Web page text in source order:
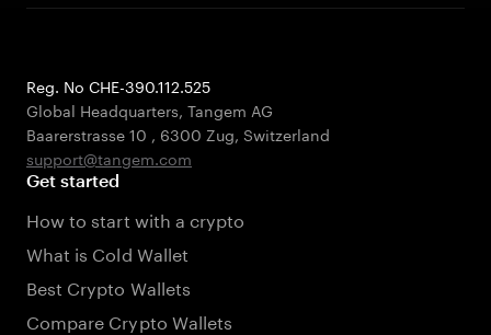
Reg. No CHE-390.112.525
Global Headquarters, Tangem AG
Baarerstrasse 10 , 6300 Zug, Switzerland
support@tangem.com
Get started
How to start with a crypto
What is Cold Wallet
Best Crypto Wallets
Compare Crypto Wallets